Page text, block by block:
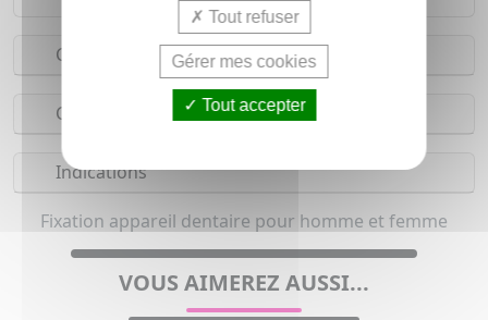
Conseils d'utilisation
Composition
Indications
Fixation appareil dentaire pour homme et femme
VOUS AIMEREZ AUSSI...
Tout refuser
Gérer mes cookies
Tout accepter